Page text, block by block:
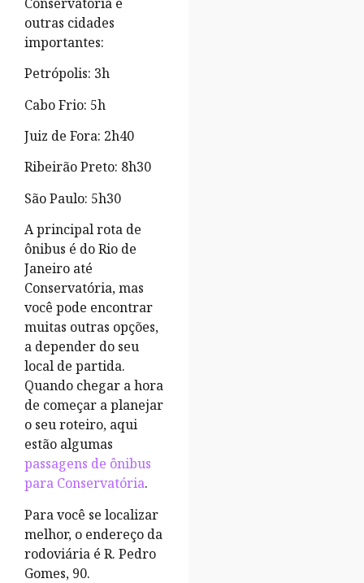
outras cidades
importantes:
Petrópolis: 3h
Cabo Frio: 5h
Juiz de Fora: 2h40
Ribeirão Preto: 8h30
São Paulo: 5h30
A principal rota de
ônibus é do Rio de
Janeiro até
Conservatória, mas
você pode encontrar
muitas outras opções,
a depender do seu
local de partida.
Quando chegar a hora
de começar a planejar
o seu roteiro, aqui
estão algumas
passagens de ônibus
para Conservatória.
Para você se localizar
melhor, o endereço da
rodoviária é R. Pedro
Gomes, 90.